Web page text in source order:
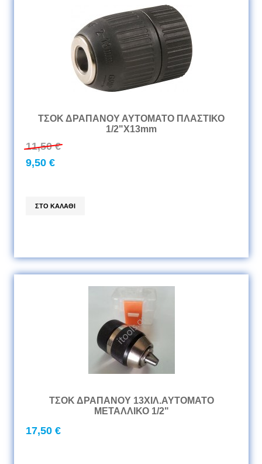
ΤΣΟΚ ΔΡΑΠΑΝΟΥ ΑΥΤΟΜΑΤΟ ΠΛΑΣΤΙΚΟ
1/2"Χ13mm
11,50 €
9,50 €
ΤΣΟΚ ΔΡΑΠΑΝΟΥ 13ΧΙΛ.ΑΥΤΟΜΑΤΟ
ΜΕΤΑΛΛΙΚΟ 1/2"
17,50 €